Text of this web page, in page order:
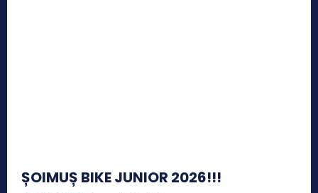
ȘOIMUȘ BIKE JUNIOR 2026!!!